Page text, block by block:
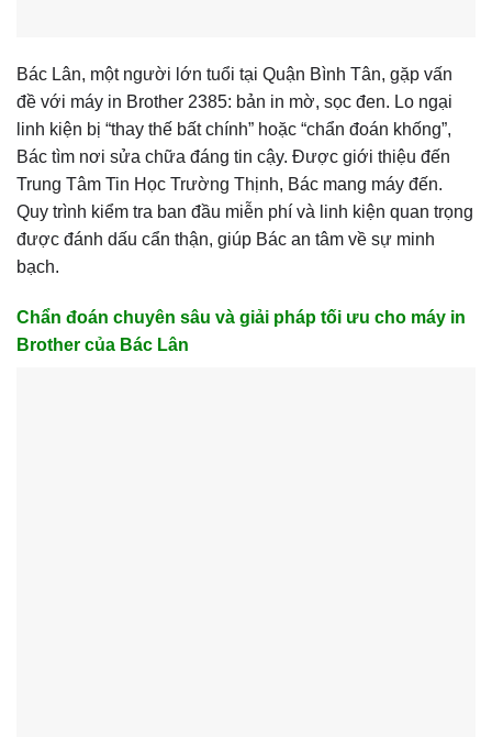
Bác Lân, một người lớn tuổi tại Quận Bình Tân, gặp vấn
đề với máy in Brother 2385: bản in mờ, sọc đen. Lo ngại
linh kiện bị “thay thế bất chính” hoặc “chẩn đoán khống”,
Bác tìm nơi sửa chữa đáng tin cậy. Được giới thiệu đến
Trung Tâm Tin Học Trường Thịnh, Bác mang máy đến.
Quy trình kiểm tra ban đầu miễn phí và linh kiện quan trọng
được đánh dấu cẩn thận, giúp Bác an tâm về sự minh
bạch.
Chẩn đoán chuyên sâu và giải pháp tối ưu cho máy in
Brother của Bác Lân